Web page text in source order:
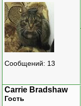
Сообщений: 13
Carrie Bradshaw
Гость